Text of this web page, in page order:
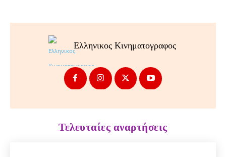
Ελληνικος Κινηματογραφος
Τελευταίες αναρτήσεις